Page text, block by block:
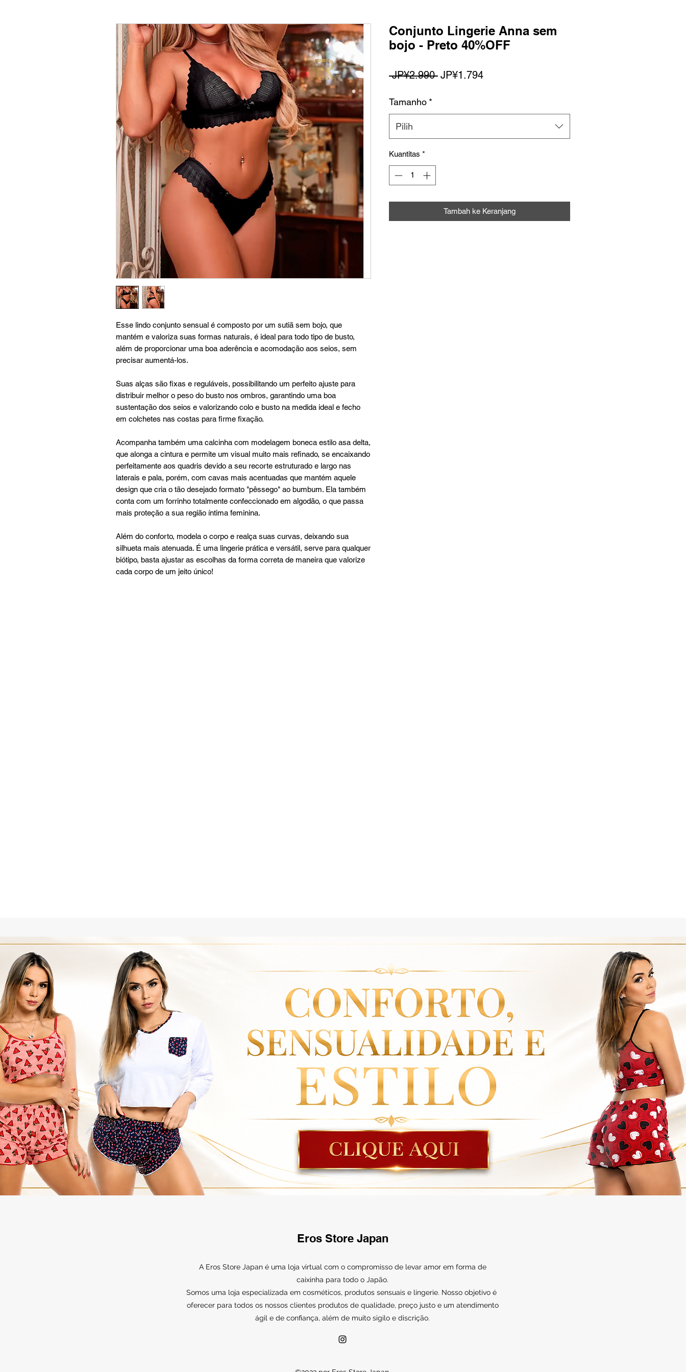
Esse lindo conjunto sensual é composto por um sutiã sem bojo, que
mantém e valoriza suas formas naturais, é ideal para todo tipo de busto,
além de proporcionar uma boa aderência e acomodação aos seios, sem
precisar aumentá-los.
Suas alças são fixas e reguláveis, possibilitando um perfeito ajuste para
distribuir melhor o peso do busto nos ombros, garantindo uma boa
sustentação dos seios e valorizando colo e busto na medida ideal e fecho
em colchetes nas costas para firme fixação.
Acompanha também uma calcinha com modelagem boneca estilo asa delta,
que alonga a cintura e permite um visual muito mais refinado, se encaixando
perfeitamente aos quadris devido a seu recorte estruturado e largo nas
laterais e pala, porém, com cavas mais acentuadas que mantém aquele
design que cria o tão desejado formato "pêssego" ao bumbum. Ela também
conta com um forrinho totalmente confeccionado em algodão, o que passa
mais proteção a sua região íntima feminina.
Além do conforto, modela o corpo e realça suas curvas, deixando sua
silhueta mais atenuada. É uma lingerie prática e versátil, serve para qualquer
biótipo, basta ajustar as escolhas da forma correta de maneira que valorize
cada corpo de um jeito único!
Conjunto Lingerie Anna sem
bojo - Preto 40%OFF
JP¥2.990 Harga
JP¥1.794Harga
Tamanho *
Pilih
Kuantitas *
Tambah ke Keranjang
Eros Store Japan
A Eros Store Japan é uma loja virtual com o compromisso de levar amor em forma de
caixinha para todo o Japão.
Somos uma loja especializada em cosméticos, produtos sensuais e lingerie. Nosso objetivo é
oferecer para todos os nossos clientes produtos de qualidade, preço justo e um atendimento
ágil e de confiança, além de muito sigilo e discrição.